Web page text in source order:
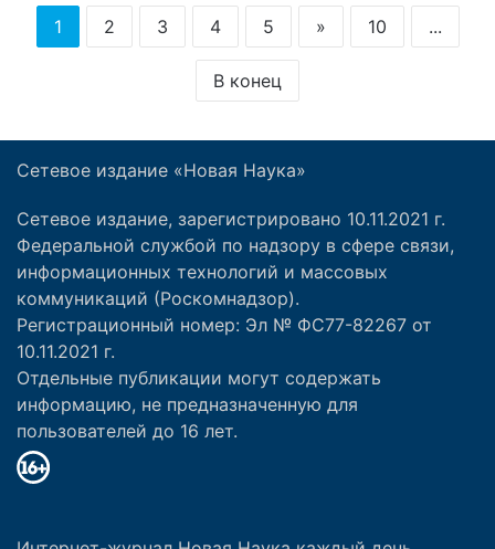
1 2 3 4 5 » 10 ...
В конец
Сетевое издание «Новая Наука»
Сетевое издание, зарегистрировано 10.11.2021 г.
Федеральной службой по надзору в сфере связи,
информационных технологий и массовых
коммуникаций (Роскомнадзор).
Регистрационный номер: Эл № ФС77-82267 от
10.11.2021 г.
Отдельные публикации могут содержать
информацию, не предназначенную для
пользователей до 16 лет.